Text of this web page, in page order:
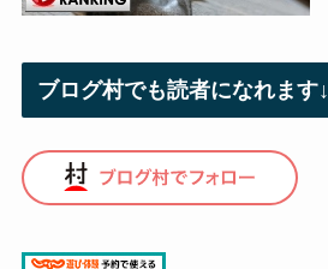
ブログ村でも読者になれます↓